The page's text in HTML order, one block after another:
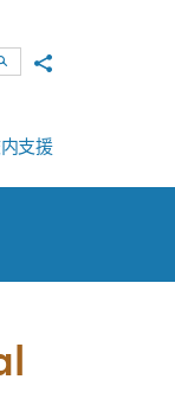
SearchShare to
支援